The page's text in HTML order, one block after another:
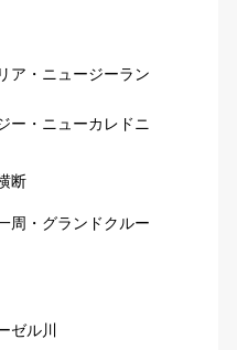
ア・ニュージーラン
ー・ニューカレドニ
断
周・グランドクルー
ゼル川